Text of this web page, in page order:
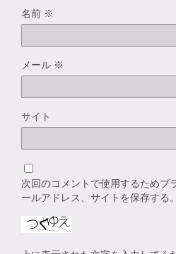
名前 ※
メール ※
サイト
次回のコメントで使用するためブ
ールアドレス、サイトを保存する。